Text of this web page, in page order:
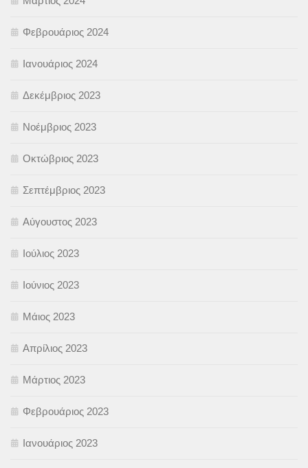
Φεβρουάριος 2024
Ιανουάριος 2024
Δεκέμβριος 2023
Νοέμβριος 2023
Οκτώβριος 2023
Σεπτέμβριος 2023
Αύγουστος 2023
Ιούλιος 2023
Ιούνιος 2023
Μάιος 2023
Απρίλιος 2023
Μάρτιος 2023
Φεβρουάριος 2023
Ιανουάριος 2023